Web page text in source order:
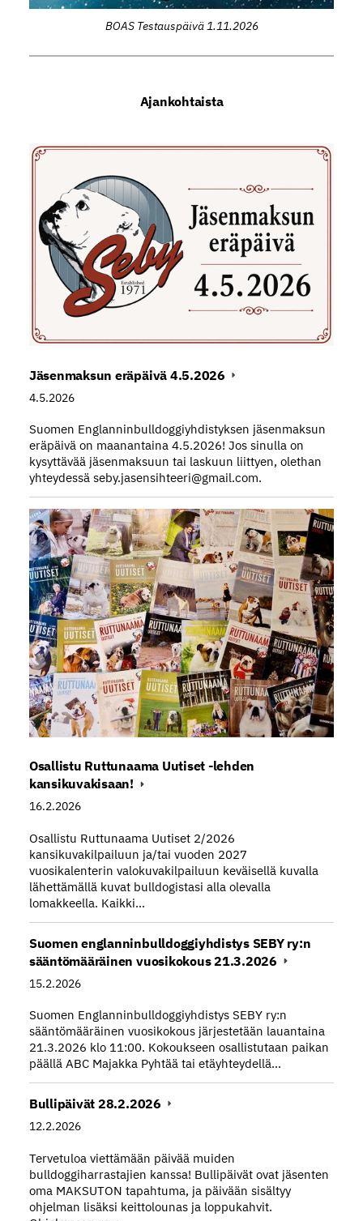
BOAS Testauspäivä 1.11.2026
Ajankohtaista
Jäsenmaksun eräpäivä 4.5.2026
4.5.2026
Suomen Englanninbulldoggiyhdistyksen jäsenmaksun
eräpäivä on maanantaina 4.5.2026! Jos sinulla on
kysyttävää jäsenmaksuun tai laskuun liittyen, olethan
yhteydessä seby.jasensihteeri@gmail.com.
Osallistu Ruttunaama Uutiset -lehden
kansikuvakisaan!
16.2.2026
Osallistu Ruttunaama Uutiset 2/2026
kansikuvakilpailuun ja/tai vuoden 2027
vuosikalenterin valokuvakilpailuun keväisellä kuvalla
lähettämällä kuvat bulldogistasi alla olevalla
lomakkeella. Kaikki…
Suomen englanninbulldoggiyhdistys SEBY ry:n
sääntömääräinen vuosikokous 21.3.2026
15.2.2026
Suomen Englanninbulldoggiyhdistys SEBY ry:n
sääntömääräinen vuosikokous järjestetään lauantaina
21.3.2026 klo 11:00. Kokoukseen osallistutaan paikan
päällä ABC Majakka Pyhtää tai etäyhteydellä…
Bullipäivät 28.2.2026
12.2.2026
Tervetuloa viettämään päivää muiden
bulldoggiharrastajien kanssa! Bullipäivät ovat jäsenten
oma MAKSUTON tapahtuma, ja päivään sisältyy
ohjelman lisäksi keittolounas ja loppukahvit.